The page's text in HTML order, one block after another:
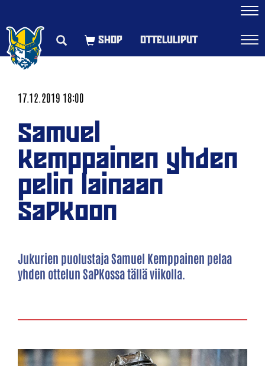
OTTELULIPUT
17.12.2019 18:00
Samuel
Kemppainen yhden
pelin lainaan
SaPKoon
Jukurien puolustaja Samuel Kemppainen pelaa
yhden ottelun SaPKossa tällä viikolla.